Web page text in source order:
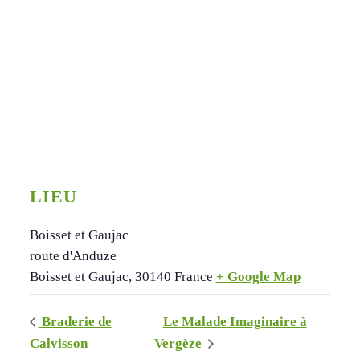
LIEU
Boisset et Gaujac
route d'Anduze
Boisset et Gaujac, 30140 France + Google Map
Braderie de
Calvisson
Le Malade Imaginaire à
Vergèze